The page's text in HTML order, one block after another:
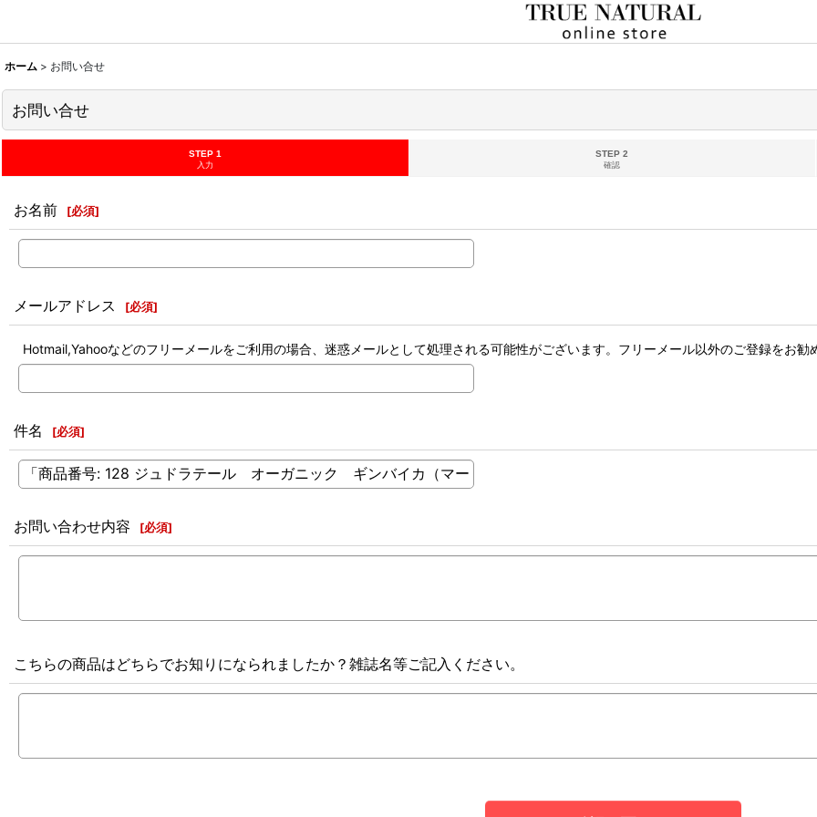
ホーム > お問い合せ
お問い合せ
STEP 1
入力
STEP 2
確認
お名前 [必須]
メールアドレス [必須]
Hotmail,Yahooなどのフリーメールをご利用の場合、迷惑メールとして処理される可能性がございます。フリーメール以外のご登録をお勧
件名 [必須]
お問い合わせ内容 [必須]
こちらの商品はどちらでお知りになられましたか？雑誌名等ご記入ください。